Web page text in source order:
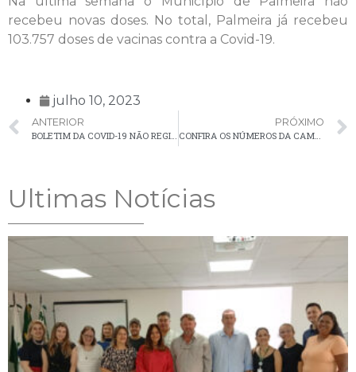
recebeu novas doses. No total, Palmeira já recebeu
103.757 doses de vacinas contra a Covid-19.
julho 10, 2023
ANTERIOR
PRÓXIMO
CONFIRA OS NÚMEROS DA CAMPANHA DE VACINAÇÃO CONTRA INFLUENZA EM PALMEIRA
Ultimas Notícias